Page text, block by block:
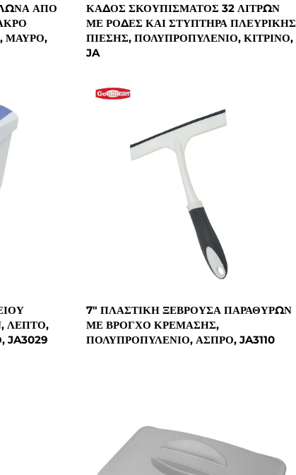
ΑΠΌ
ΜΑΎΡΟ,
ΚΆΔΟΣ ΣΚΟΥΠΊΣΜΑΤΟΣ 32 ΛΊΤΡΩΝ
ΜΕ ΡΌΔΕΣ ΚΑΙ ΣΤΥΠΤΉΡΑ ΠΛΕΥΡΙΚΉΣ
ΠΊΕΣΗΣ, ΠΟΛΥΠΡΟΠΥΛΈΝΙΟ, ΚΊΤΡΙΝΟ,
JA
ΛΕΠΤΌ,
JA3029
7" ΠΛΑΣΤΙΚΉ ΞΕΒΡΟΎΣΑ ΠΑΡΑΘΎΡΩΝ
ΜΕ ΒΡΌΓΧΟ ΚΡΈΜΑΣΗΣ,
ΠΟΛΥΠΡΟΠΥΛΈΝΙΟ, ΆΣΠΡΟ, JA3110